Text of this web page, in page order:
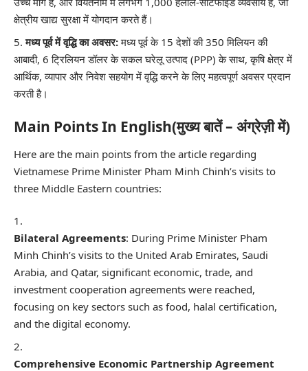
क्षेत्रीय खाद्य सुरक्षा में योगदान करते हैं।
मध्य पूर्व में वृद्धि का अवसर:मध्य पूर्व के 15 देशों की 350 मिलियन की
आबादी, 6 ट्रिलियन डॉलर के सकल घरेलू उत्पाद (PPP) के साथ, कृषि क्षेत्र में
आर्थिक, व्यापार और निवेश सहयोग में वृद्धि करने के लिए महत्वपूर्ण अवसर प्रदान
करती है।
Main Points In English(मुख्य बातें – अंग्रेज़ी में)
Here are the main points from the article regarding
Vietnamese Prime Minister Pham Minh Chinh’s visits to
three Middle Eastern countries:
Bilateral Agreements: During Prime Minister Pham
Minh Chinh’s visits to the United Arab Emirates, Saudi
Arabia, and Qatar, significant economic, trade, and
investment cooperation agreements were reached,
focusing on key sectors such as food, halal certification,
and the digital economy.
Comprehensive Economic Partnership Agreement